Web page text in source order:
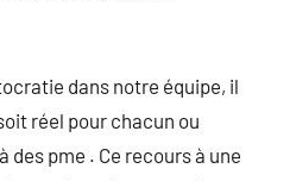
dans notre équipe, il
réel pour chacun ou
des pme . Ce recours à une